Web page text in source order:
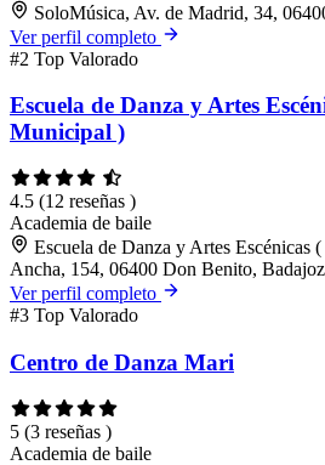
SoloMúsica, Av. de Madrid, 34,
Ver perfil completo
#2 Top Valorado
Escuela de Danza y Artes
Municipal )
4.5 (12 reseñas )
Academia de baile
Escuela de Danza y Artes Escénicas
Ancha, 154, 06400 Don Benito, Badajoz
Ver perfil completo
#3 Top Valorado
Centro de Danza Mari
5 (3 reseñas )
Academia de baile